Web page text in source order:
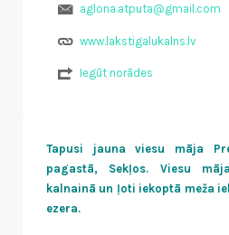
aglona.atputa@gmail.com
www.lakstigalukalns.lv
Iegūt norādes
Tapusi jauna viesu māja
pagastā, Sekļos. Viesu
kalnainā un ļoti iekoptā meža
ezera.